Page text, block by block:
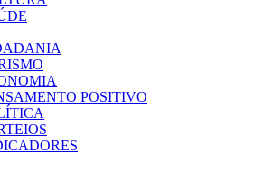
POSITIVO